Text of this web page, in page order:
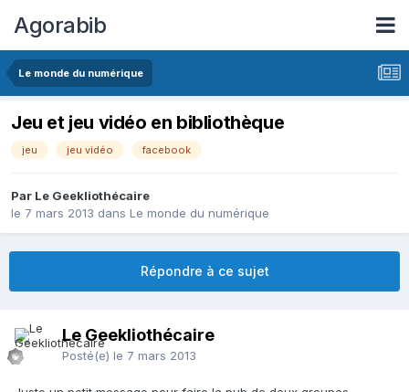
Agorabib
Le monde du numérique
Jeu et jeu vidéo en bibliothèque
jeu jeu vidéo facebook
Par Le Geekliothécaire
le 7 mars 2013 dans Le monde du numérique
Répondre à ce sujet
Le Geekliothécaire
Posté(e) le 7 mars 2013